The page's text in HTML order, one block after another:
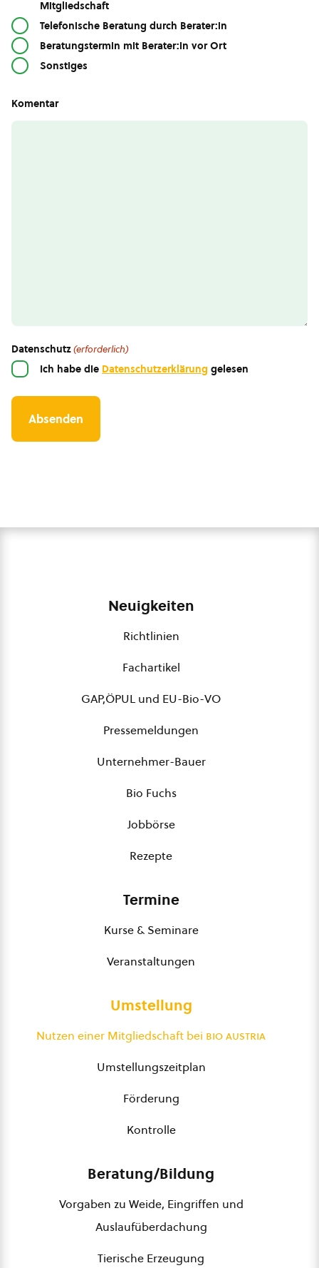
Mitgliedschaft
Telefonische Beratung durch Berater:in
Beratungstermin mit Berater:in vor Ort
Sonstiges
Komentar
Datenschutz(erforderlich)
Ich habe die Datenschutzerklärung gelesen
Neuigkeiten
Richtlinien
Fachartikel
GAP,ÖPUL und EU-Bio-VO
Pressemeldungen
Unternehmer-Bauer
Bio Fuchs
Jobbörse
Rezepte
Termine
Kurse & Seminare
Veranstaltungen
Umstellung
Nutzen einer Mitgliedschaft bei bio austria
Umstellungszeitplan
Förderung
Kontrolle
Beratung/Bildung
Vorgaben zu Weide, Eingriffen und
Auslaufüberdachung
Tierische Erzeugung